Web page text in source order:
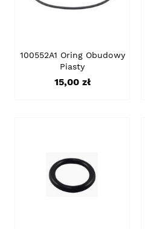
100552A1 Oring Obudowy
Piasty
Cena
15,00 zł